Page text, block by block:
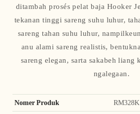
ditambah prosés pelat baja Hooker
tekanan tinggi sareng suhu luhur,
sareng tahan suhu luhur,
anu alami sareng realistis,
sareng elegan, sarta sakabeh
ngalegaan.
Nomer Produk RM328K